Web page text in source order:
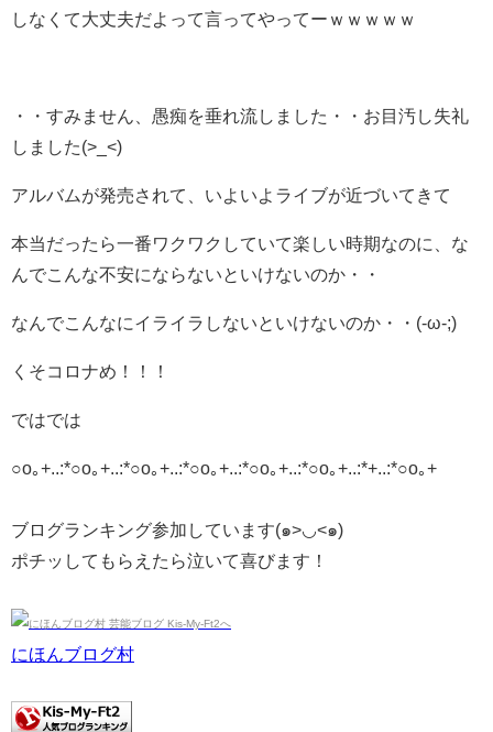
しなくて大丈夫だよって言ってやってーｗｗｗｗｗ
・・すみません、愚痴を垂れ流しました・・お目汚し失礼
しました(>_<)
アルバムが発売されて、いよいよライブが近づいてきて
本当だったら一番ワクワクしていて楽しい時期なのに、な
んでこんな不安にならないといけないのか・・
なんでこんなにイライラしないといけないのか・・(-ω-;)
くそコロナめ！！！
ではでは
○o｡+..:*○o｡+..:*○o｡+..:*○o｡+..:*○o｡+..:*○o｡+..:*+..:*○o｡+
ブログランキング参加しています(๑>◡<๑)
ポチッしてもらえたら泣いて喜びます！
にほんブログ村